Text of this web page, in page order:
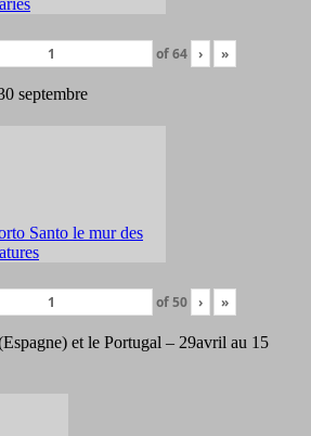
of64 › »
septembre
of50 › »
et le Portugal – 29avril au 15